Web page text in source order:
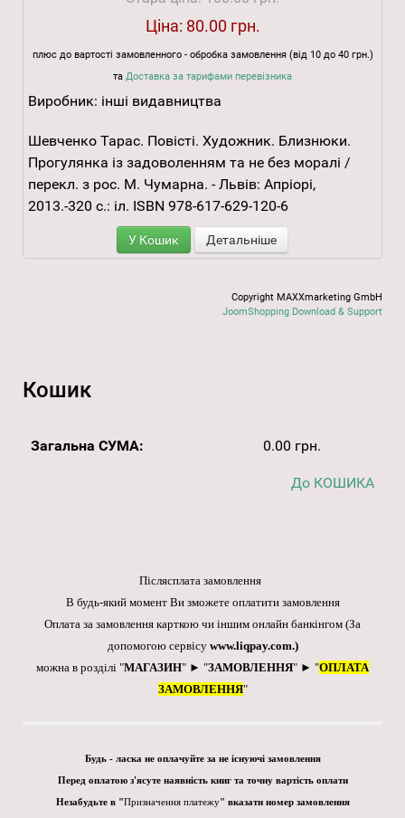
Ціна: 80.00 грн.
плюс до вартості замовленного - обробка замовлення (від 10 до 40 грн.)
та Доставка за тарифами перевізника
Виробник: інші видавництва
Шевченко Тарас. Повісті. Художник. Близнюки.
Прогулянка із задоволенням та не без моралі /
перекл. з рос. М. Чумарна. - Львів: Апріорі,
2013.-320 с.: іл. ISBN 978-617-629-120-6
У Кошик Детальніше
Copyright MAXXmarketing GmbH
JoomShopping Download & Support
Кошик
Загальна СУМА: 0.00 грн.
До КОШИКА
Післясплата замовлення
В будь-який момент Ви зможете оплатити замовлення
Оплата за замовлення карткою чи іншим онлайн банкінгом (За
допомогою сервісу www.liqpay.com.)
можна в розділі "МАГАЗИН" ► "ЗАМОВЛЕННЯ" ► "ОПЛАТА
ЗАМОВЛЕННЯ"
Будь - ласка не оплачуйте за не існуючі замовлення
Перед оплатою з'ясуте наявність книг та точну вартість оплати
Незабудьте в "Призначення платежу" вказати номер замовлення